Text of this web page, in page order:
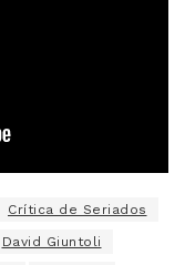
Crítica de Seriados
David Giuntoli